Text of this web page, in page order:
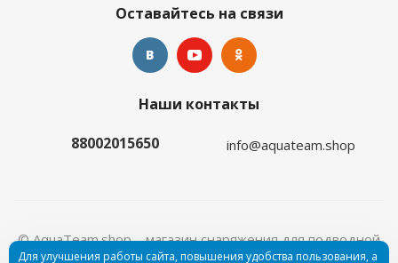
Оставайтесь на связи
Наши контакты
88002015650
info@aquateam.shop
© AquaTeam.shop – магазин снаряжения для подводной
Для улучшения работы сайта, повышения удобства пользования, а